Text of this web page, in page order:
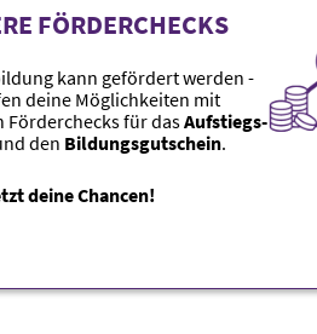
FÖRDERCHECKS
kann gefördert werden -
deine Möglichkeiten mit
Förderchecksfür dasAufstiegs-
den Bildungsgutschein.
deine Chancen!